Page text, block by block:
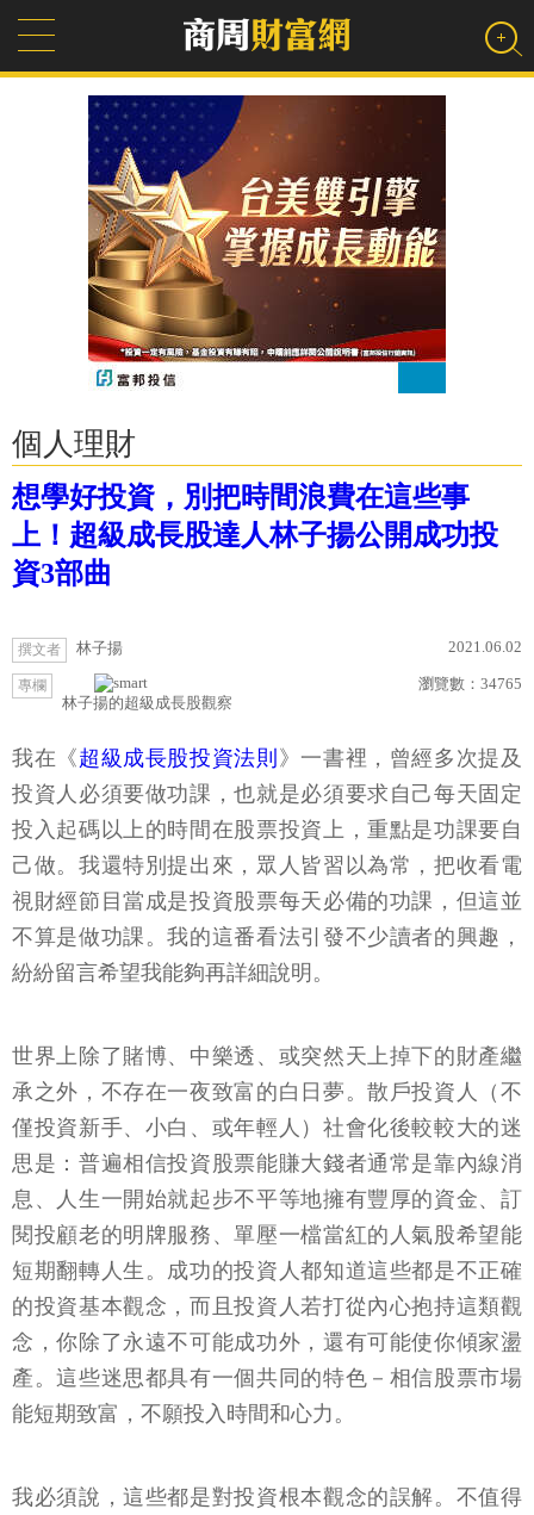
個人理財
想學好投資，別把時間浪費在這些事
上！超級成長股達人林子揚公開成功投
資3部曲
撰文者 林子揚 2021.06.02
專欄
林子揚的超級成長股觀察
瀏覽數： 34765
我在《 超級成長股投資法則 》一書裡，曾經多次提及
投資人必須要做功課，也就是必須要求自己每天固定
投入起碼以上的時間在股票投資上，重點是功課要自
己做。我還特別提出來，眾人皆習以為常，把收看電
視財經節目當成是投資股票每天必備的功課，但這並
不算是做功課。我的這番看法引發不少讀者的興趣，
紛紛留言希望我能夠再詳細說明。
世界上除了賭博、中樂透、或突然天上掉下的財產繼
承之外，不存在一夜致富的白日夢。散戶投資人（不
僅投資新手、小白、或年輕人）社會化後較較大的迷
思是：普遍相信投資股票能賺大錢者通常是靠內線消
息、人生一開始就起步不平等地擁有豐厚的資金、訂
閱投顧老的明牌服務、單壓一檔當紅的人氣股希望能
短期翻轉人生。成功的投資人都知道這些都是不正確
的投資基本觀念，而且投資人若打從內心抱持這類觀
念，你除了永遠不可能成功外，還有可能使你傾家盪
產。這些迷思都具有一個共同的特色－相信股票市場
能短期致富，不願投入時間和心力。
我必須說，這些都是對投資根本觀念的誤解。不值得